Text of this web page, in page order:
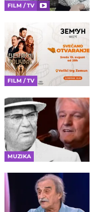
FILM / TV
FILM / TV
MUZIKA